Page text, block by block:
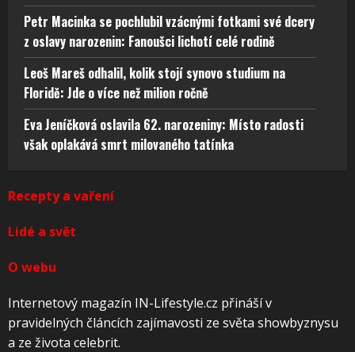
Petr Macinka se pochlubil vzácnými fotkami své dcery
z oslavy narozenin: Fanoušci lichotí celé rodině
Leoš Mareš odhalil, kolik stojí synovo studium na
Floridě: Jde o více než milion ročně
Eva Jeníčková oslavila 62. narozeniny: Místo radosti
však oplakává smrt milovaného tatínka
Recepty a vaření
Lidé a svět
O webu
Internetový magazín IN-Lifestyle.cz přináší v
pravidelných článcích zajímavosti ze světa showbyznysu
a ze života celebrit.